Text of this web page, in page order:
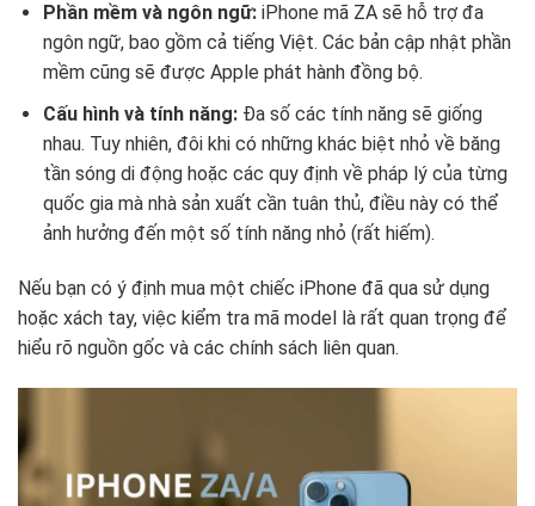
Phần mềm và ngôn ngữ:iPhone mã ZA sẽ hỗ trợ đa
ngôn ngữ, bao gồm cả tiếng Việt. Các bản cập nhật phần
mềm cũng sẽ được Apple phát hành đồng bộ.
Cấu hình và tính năng:Đa số các tính năng sẽ giống
nhau. Tuy nhiên, đôi khi có những khác biệt nhỏ về băng
tần sóng di động hoặc các quy định về pháp lý của từng
quốc gia mà nhà sản xuất cần tuân thủ, điều này có thể
ảnh hưởng đến một số tính năng nhỏ (rất hiếm).
Nếu bạn có ý định mua một chiếc iPhone đã qua sử dụng
hoặc xách tay, việc kiểm tra mã model là rất quan trọng để
hiểu rõ nguồn gốc và các chính sách liên quan.